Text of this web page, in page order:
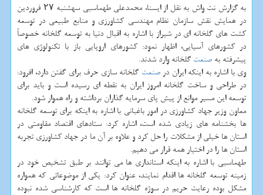
به گزارش نت واش به نقل از ایسنا، محمدعلی طهماسبی سه‎شنبه ۲۷ فروردین
در همایش نقش سازمان نظام مهندسی كشاورزی و منابع طبیعی در توسعه
كشت های گلخانه ای در شیراز با اشاره به اقبال دنیا به توسعه گلخانه خصوصاً
در كشورهای آسیایی، اظهار نمود: كشورهای اروپایی باز با تكنولوژی های
پیشرفته به صنعت گلخانه وارد شدند.
وی با اشاره به اینكه ایران درصنعت گلخانه سازی حرف برای گفتن دارد، افرود:
در طراحی و ساخت گلخانه امروز ایران به نقطه ای رسیده است و باید برای
توسعه این مسیر موانع از پیش پای سرمایه گذاران برداشته و راه هموار شود.
معاون وزیر جهاد كشاورزی در امور باغبانی با اشاره به اینكه برای توسعه گلخانه
ها بخشنامه های زیادی شده است، اشاره كرد: ستادهای اقتصاد مقاومتی در
استان ها خیلی از مشكلات را حل كرد و علاوه بر آن ما در جهاد كشاورزی تجربه
استان ها را در اختیار همه قرار می دهیم.
طهماسبی با اشاره به اینكه استانداری ها می توانند بر طبق تشخیص خود در
زمینه توسعه گلخانه ها اقدام نمایند، عنوان كرد: یكی از موضوعاتی كه همواره
مشكل بوده رعایت حریم در سوژه گلخانه ها است كه كارشناسی شده نبوده